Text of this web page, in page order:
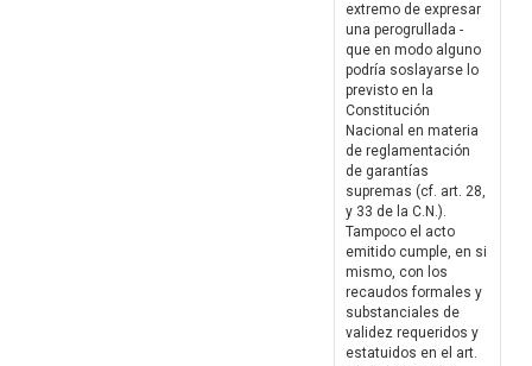
extremo de expresar
una perogrullada -
que en modo alguno
podría soslayarse lo
previsto en la
Constitución
Nacional en materia
de reglamentación
de garantías
supremas (cf. art. 28,
y 33 de la C.N.).
Tampoco el acto
emitido cumple, en si
mismo, con los
recaudos formales y
substanciales de
validez requeridos y
estatuidos en el art.